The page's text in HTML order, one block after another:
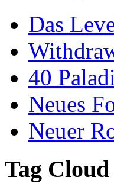
Das
40
Neues
Neuer
Tag Cloud